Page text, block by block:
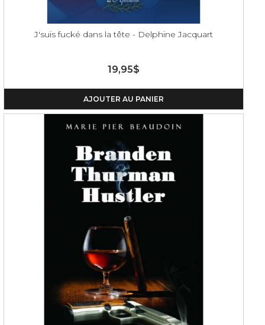
J'suis fucké dans la tête - Delphine Jacquart
19,95$
AJOUTER AU PANIER